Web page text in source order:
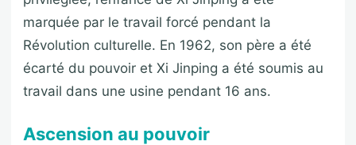
marquée par le travail forcé pendant la
Révolution culturelle. En 1962, son père a été
écarté du pouvoir et Xi Jinping a été soumis au
travail dans une usine pendant 16 ans.
Ascension au pouvoir